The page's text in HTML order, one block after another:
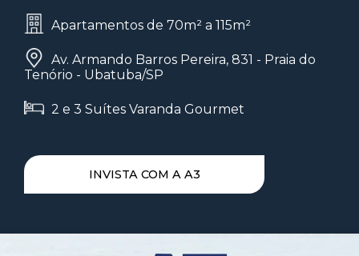
Apartamentos de 70m² a 115m²
Av. Armando Barros Pereira, 831 - Praia do
Tenório - Ubatuba/SP
2 e 3 Suítes Varanda Gourmet
INVISTA COM A A3